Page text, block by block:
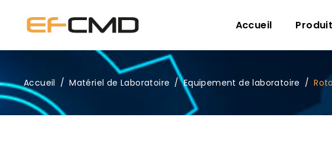
Accueil
Accueil / Matériel de Laboratoire / Equipement de laboratoire /